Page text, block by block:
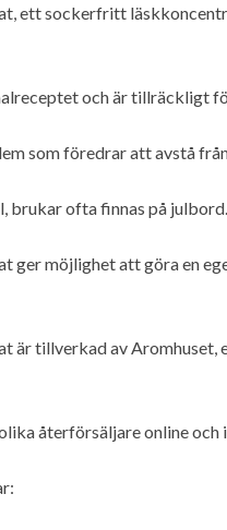
ett sockerfritt
och är tillräckligt
som föredrar att avstå
brukar ofta finnas på julbord.
ger möjlighet att göra en
är tillverkad av Aromhuset,
återförsäljare online